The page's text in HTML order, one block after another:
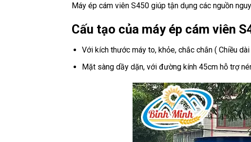
Máy ép cám viên S450 giúp tận dụng các nguồn
Cấu tạo của máy ép cám viên
Với kích thước máy to, khỏe, chắc chắn ( Chiều
Mặt sàng dầy dặn, với đường kính 45cm hỗ trợ